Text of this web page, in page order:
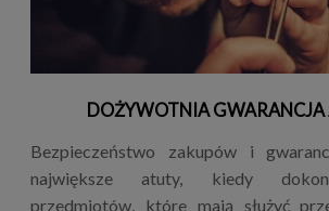
DOŻYWOTNIA GWARANCJA
Bezpieczeństwo zakupów i
największe atuty, kiedy
przedmiotów, które mają służyć